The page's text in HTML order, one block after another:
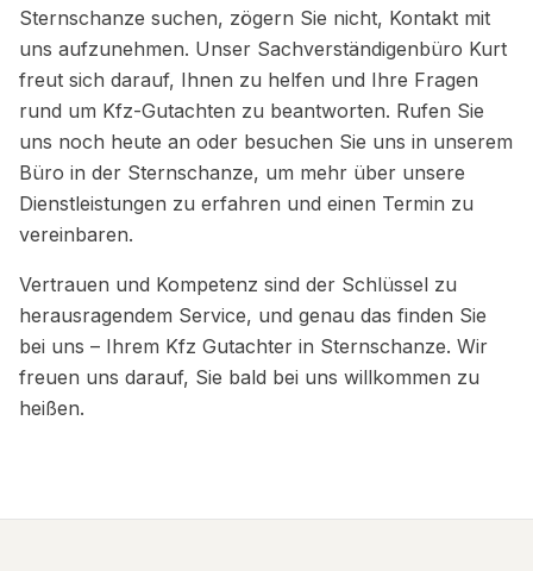
Sternschanze suchen, zögern Sie nicht, Kontakt mit
uns aufzunehmen. Unser Sachverständigenbüro Kurt
freut sich darauf, Ihnen zu helfen und Ihre Fragen
rund um Kfz-Gutachten zu beantworten. Rufen Sie
uns noch heute an oder besuchen Sie uns in unserem
Büro in der Sternschanze, um mehr über unsere
Dienstleistungen zu erfahren und einen Termin zu
vereinbaren.
Vertrauen und Kompetenz sind der Schlüssel zu
herausragendem Service, und genau das finden Sie
bei uns – Ihrem Kfz Gutachter in Sternschanze. Wir
freuen uns darauf, Sie bald bei uns willkommen zu
heißen.